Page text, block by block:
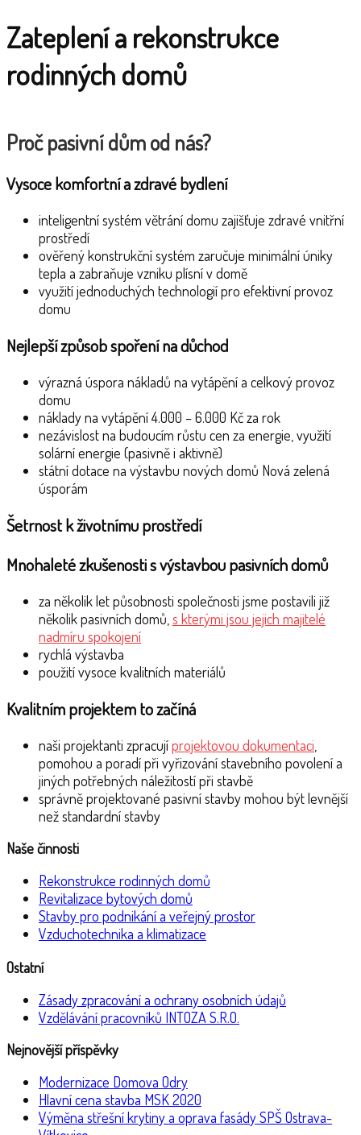
Zateplení a rekonstrukce
rodinných domů
Proč pasivní dům od nás?
Vysoce komfortní a zdravé bydlení
inteligentní systém větrání domu zajišťuje zdravé vnitřní
prostředí
ověřený konstrukční systém zaručuje minimální úniky
tepla a zabraňuje vzniku plísní v domě
využití jednoduchých technologií pro efektivní provoz
domu
Nejlepší způsob spoření na důchod
výrazná úspora nákladů na vytápění a celkový provoz
domu
náklady na vytápění 4.000 – 6.000 Kč za rok
nezávislost na budoucím růstu cen za energie, využití
solární energie (pasivně i aktivně)
státní dotace na výstavbu nových domů Nová zelená
úsporám
Šetrnost k životnímu prostředí
Mnohaleté zkušenosti s výstavbou pasivních domů
za několik let působnosti společnosti jsme postavili již
několik pasivních domů, s kterými jsou jejich majitelé
nadmíru spokojení
rychlá výstavba
použití vysoce kvalitních materiálů
Kvalitním projektem to začíná
naši projektanti zpracujíprojektovou dokumentaci
pomohou a poradí při vyřizování stavebního povolení a
jiných potřebných náležitostí při stavbě
správně projektované pasivní stavby mohou být levnější
než standardní stavby
Naše činnosti
Rekonstrukce rodinných domů
Revitalizace bytových domů
Stavby pro podnikání a veřejný prostor
Vzduchotechnika a klimatizace
Ostatní
Zásady zpracování a ochrany osobních údajů
Vzdělávání pracovníků INTOZA S.R.O.
Nejnovější příspěvky
Modernizace Domova Odry
Hlavní cena stavba MSK 2020
Výměna střešní krytiny a oprava fasády SPŠ Ostrava-